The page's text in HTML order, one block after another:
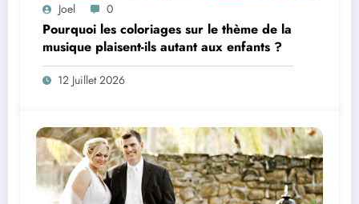
Joel 0
Pourquoi les coloriages sur le thème de la
musique plaisent-ils autant aux enfants ?
12 Juillet 2026